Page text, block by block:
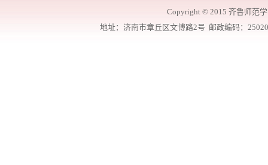
Copyright © 2015 齐鲁师范
地址：济南市章丘区文博路2号 邮政编码：